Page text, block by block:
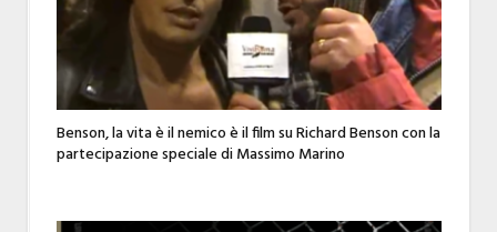
Benson, la vita è il nemico è il film su Richard Benson con la
partecipazione speciale di Massimo Marino